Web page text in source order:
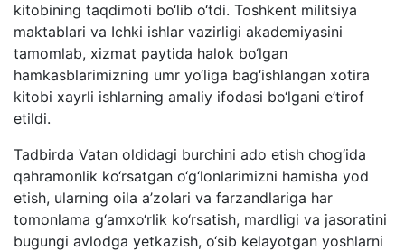
kitobining taqdimoti bo‘lib o‘tdi. Toshkent militsiya
maktablari va Ichki ishlar vazirligi akademiyasini
tamomlab, xizmat paytida halok bo‘lgan
hamkasblarimizning umr yo‘liga bag‘ishlangan xotira
kitobi xayrli ishlarning amaliy ifodasi bo‘lgani e’tirof
etildi.
Tadbirda Vatan oldidagi burchini ado etish chog‘ida
qahramonlik ko‘rsatgan o‘g‘lonlarimizni hamisha yod
etish, ularning oila a’zolari va farzandlariga har
tomonlama g‘amxo‘rlik ko‘rsatish, mardligi va jasoratini
bugungi avlodga yetkazish, o‘sib kelayotgan yoshlarni